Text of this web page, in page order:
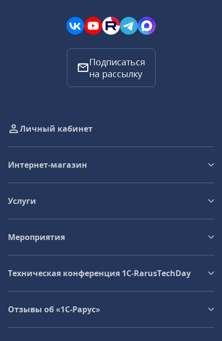
Подписаться
на рассылку
Личный кабинет
Интернет-магазин
Услуги
Мероприятия
Техническая конференция 1C‑RarusTechDay
Отзывы об «1С-Рарус»